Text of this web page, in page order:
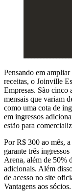
Pensando em
receitas, o Joinville
Empresas. São cinco
mensais que variam
como uma cota de
em ingressos
estão para
Por R$ 300 ao mês,
garante três
Arena, além de 50%
adicionais. Além
de acesso no site
Vantagens aos sócios.